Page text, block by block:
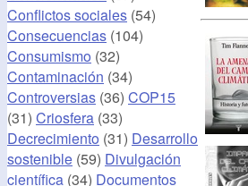
Conflictos sociales (54)
Consecuencias (104)
Consumismo (32)
Contaminación (34)
Controversias (36) COP15
(31) Criosfera (33)
Decrecimiento (31) Desarrollo
sostenible (59) Divulgación
científica (34) Documentos